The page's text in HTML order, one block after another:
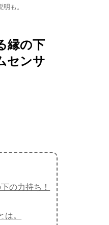
も。
縁の下
センサ
の力持ち！
。